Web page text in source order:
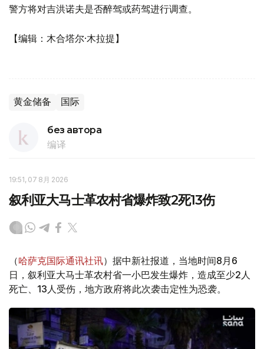
警方将对吉洪诺夫是否醉驾或药驾进行调查。
【编辑：木合塔尔·木拉提】
黄金储备 国际
без автора
编译
19:51, 07 8月 2026
叙利亚大马士革农村省爆炸致2死13伤
（哈萨克国际通讯社讯）据中新社报道，当地时间8月6
日，叙利亚大马士革农村省一小巴发生爆炸，造成至少2人
死亡、13人受伤，地方政府将此次袭击定性为恐袭。